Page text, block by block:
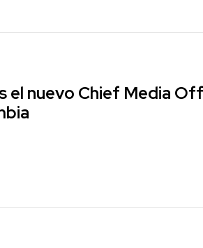
el nuevo Chief Media